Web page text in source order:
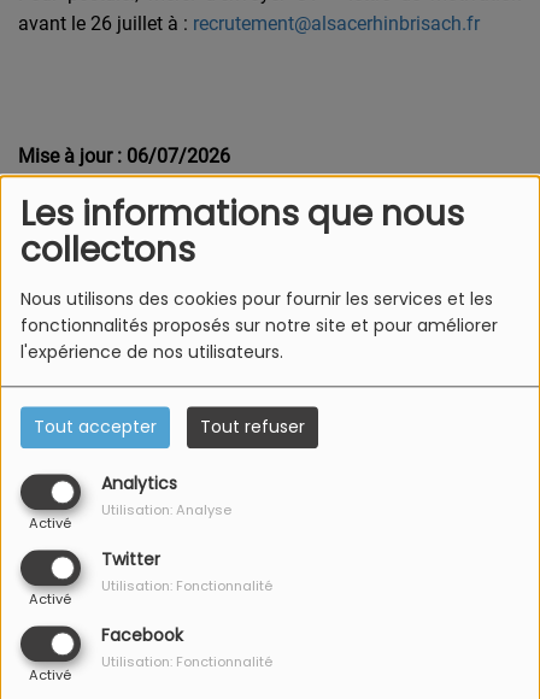
Les informations que nous
collectons
Nous utilisons des cookies pour fournir les services et les
fonctionnalités proposés sur notre site et pour améliorer
l'expérience de nos utilisateurs.
Tout accepter Tout refuser
Analytics
Activé
Utilisation: Analyse
Twitter
Activé
Utilisation: Fonctionnalité
Facebook
Activé
Utilisation: Fonctionnalité
avant le 26 juillet à : recrutement@alsacerhinbrisach.fr
Mise à jour : 06/07/2026
Vous êtes employeur et vous recrutez ?
Pensez AZUR FM pour diffuser vos offres d’emploi.
Contactez-nous au 03 88 92 05 05 ou contact@azur-
fm.com
L'Equipe Azur FM